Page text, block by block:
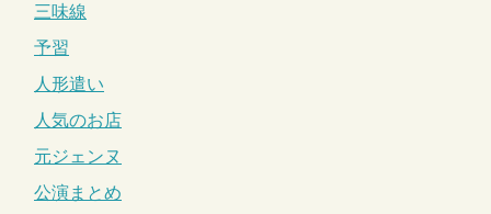
三味線
予習
人形遣い
人気のお店
元ジェンヌ
公演まとめ